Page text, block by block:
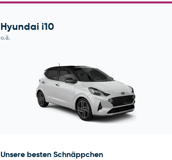
Hyundai i10
o.ä.
Unsere besten Schnäppchen